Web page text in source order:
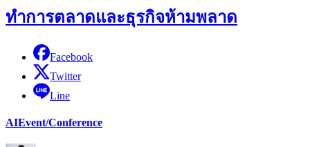
ทำการตลาดและธุรกิจห้ามพลาด
Facebook
Twitter
Line
AIEvent/Conference